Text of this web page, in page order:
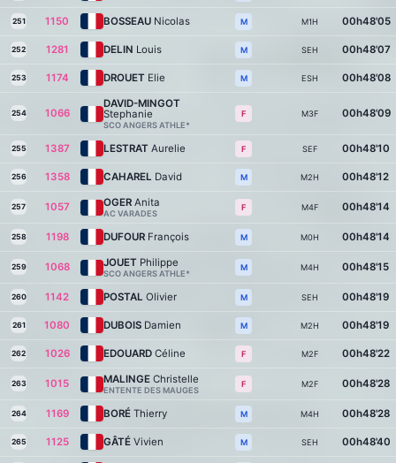
251 1150 BOSSEAU Nicolas M M1H 00h48'05
252 1281 DELIN Louis M SEH 00h48'07
253 1174 DROUET Elie M ESH 00h48'08
254 1066
DAVID-MINGOT
Stephanie
SCO ANGERS ATHLE*
F M3F 00h48'09
255 1387 LESTRAT Aurelie F SEF 00h48'10
256 1358 CAHAREL David M M2H 00h48'12
257 1057 OGER Anita
AC VARADES
F M4F 00h48'14
258 1198 DUFOUR François M M0H 00h48'14
259 1068 JOUET Philippe
SCO ANGERS ATHLE*
M M4H 00h48'15
260 1142 POSTAL Olivier M SEH 00h48'19
261 1080 DUBOIS Damien M M2H 00h48'19
262 1026 EDOUARD Céline F M2F 00h48'22
263 1015 MALINGE Christelle
ENTENTE DES MAUGES
F M2F 00h48'28
264 1169 BORÉ Thierry M M4H 00h48'28
265 1125 GÂTÉ Vivien M SEH 00h48'40